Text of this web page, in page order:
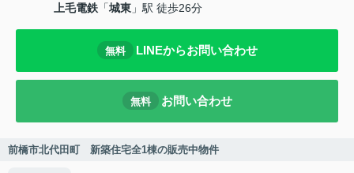
上毛電鉄 「城東 」駅 徒歩26分
無料 LINEからお問い合わせ
無料 お問い合わせ
前橋市北代田町 新築住宅全1棟の販売中物件